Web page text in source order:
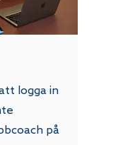
logga in
på